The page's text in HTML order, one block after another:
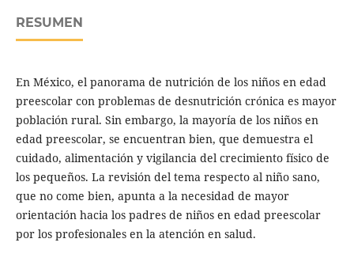
RESUMEN
En México, el panorama de nutrición de los niños en edad
preescolar con problemas de desnutrición crónica es mayor
población rural. Sin embargo, la mayoría de los niños en
edad preescolar, se encuentran bien, que demuestra el
cuidado, alimentación y vigilancia del crecimiento físico de
los pequeños. La revisión del tema respecto al niño sano,
que no come bien, apunta a la necesidad de mayor
orientación hacia los padres de niños en edad preescolar
por los profesionales en la atención en salud.